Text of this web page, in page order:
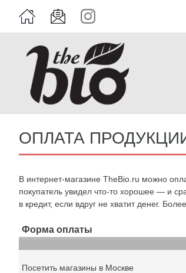
ОПЛАТА
В интернет-магазине TheBio.ru можно
покупатель увидел что-то хорошее — и
в кредит, если вдруг не хватит денег.
Форма оплаты
Посетить магазины в Москве